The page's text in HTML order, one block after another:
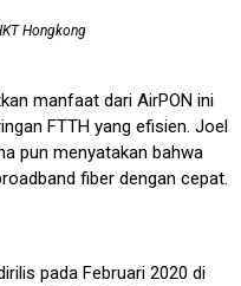
Hongkong
manfaat dari AirPON ini
FTTH yang efisien. Joel
pun menyatakan bahwa
fiber dengan cepat.
pada Februari 2020 di